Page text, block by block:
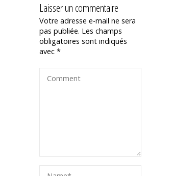
Laisser un commentaire
Votre adresse e-mail ne sera
pas publiée. Les champs
obligatoires sont indiqués
avec *